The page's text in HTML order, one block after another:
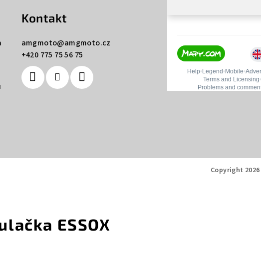
Kontakt
amgmoto@amgmoto.cz
+420 775 75 56 75
Copyright 2026
ESSOX